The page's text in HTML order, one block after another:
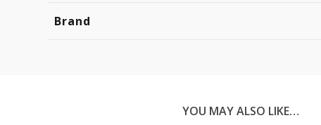
Brand
YOU MAY ALSO LIKE…